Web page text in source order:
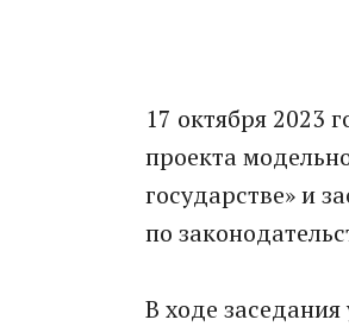
17 октября 2023
проекта
государстве» и
по
В ходе